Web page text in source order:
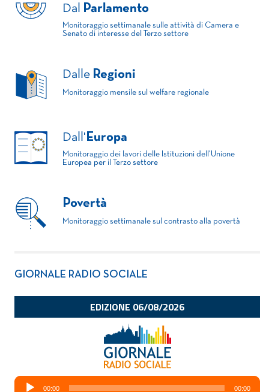
Dal Parlamento
Monitoraggio settimanale sulle attività di Camera e
Senato di interesse del Terzo settore
Dalle Regioni
Monitoraggio mensile sul welfare regionale
Dall' Europa
Monitoraggio dei lavori delle Istituzioni dell'Unione
Europea per il Terzo settore
Povertà
Monitoraggio settimanale sul contrasto alla povertà
GIORNALE RADIO SOCIALE